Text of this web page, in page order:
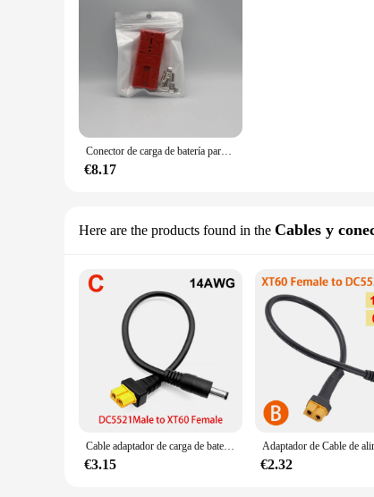
Conector de carga de batería para motocicleta, herramienta de alimentación de CC, adaptador de enchufe, accesorios, 2 piezas, 50A
€8.17
Here are the products found in the Cables y
Cable adaptador de carga de batería, conector XT60 macho y hembra, 5,5x2,1, 5,5x2,5 MM, 14AWG, Cable de conversión para cargador de corriente CC
€3.15 €2.32